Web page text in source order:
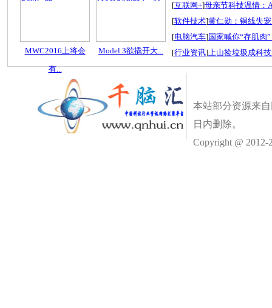
MWC2016上将会
有...
Model 3欲撬开大...
[互联网+]母亲节科技温情：
[软件技术]黄仁勋：铜线失
[电脑汽车]国家喊你“存肌肉
[行业资讯]上山捡垃圾成科
本站部分资源来
日内删除。
Copyright @ 2012-